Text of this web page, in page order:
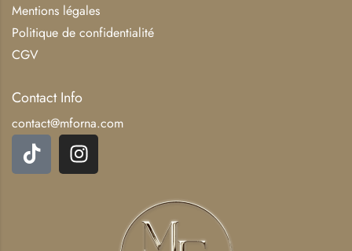
Mentions légales
Politique de confidentialité
CGV
Contact Info
contact@mforna.com